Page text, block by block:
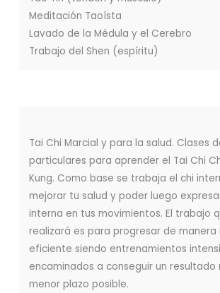
Meditación Taoísta
Lavado de la Médula y el Cerebro
Trabajo del Shen (espíritu)
Tai Chi Marcial y para la salud. Clases
particulares para aprender el Tai Chi
Kung. Como base se trabaja el chi
mejorar tu salud y poder luego
interna en tus movimientos. El trabajo
realizará es para progresar de manera
eficiente siendo entrenamientos
encaminados a conseguir un resultado
menor plazo posible.